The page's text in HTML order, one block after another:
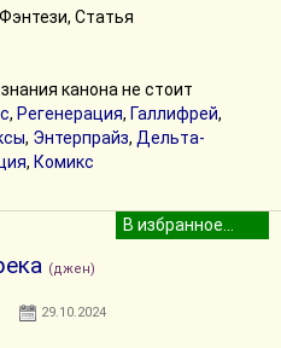
Статья
канона не стоит
, Регенерация, Галлифрей,
, Энтерпрайз, Дельта-
, Комикс
(джен)
29.10.2024